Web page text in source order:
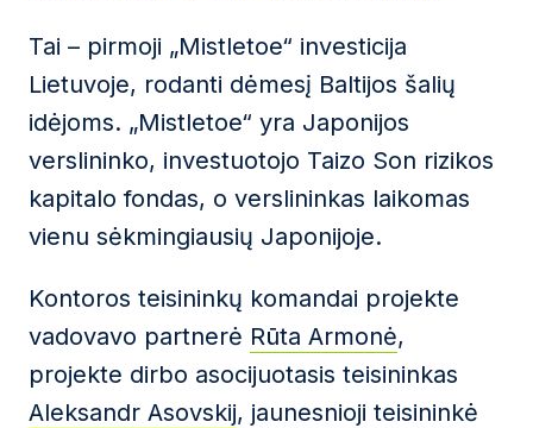
Tai – pirmoji „Mistletoe“ investicija
Lietuvoje, rodanti dėmesį Baltijos šalių
idėjoms. „Mistletoe“ yra Japonijos
verslininko, investuotojo Taizo Son rizikos
kapitalo fondas, o verslininkas laikomas
vienu sėkmingiausių Japonijoje.
Kontoros teisininkų komandai projekte
vadovavo partnerė Rūta Armonė,
projekte dirbo asocijuotasis teisininkas
Aleksandr Asovskij, jaunesnioji teisininkė